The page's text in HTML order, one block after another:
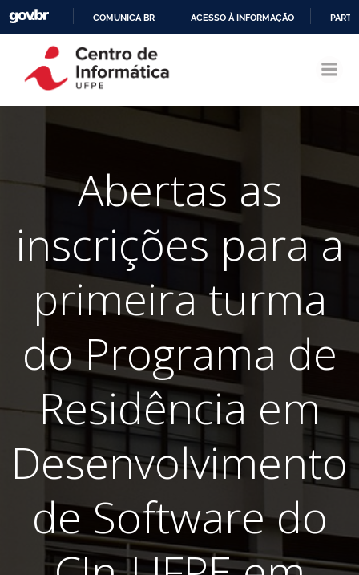
CONTEÚDO
COMUNICA BR ACESSO À INFORMAÇÃO
Abertas as
inscrições para a
primeira turma
do Programa de
Residência em
Desenvolvimento
de Software do